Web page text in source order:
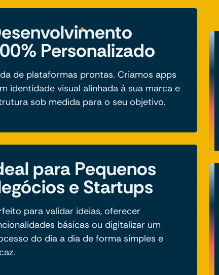
Personalizado
de plataformas prontas. Criamos apps
identidade visual alinhada à sua marca e
sob medida para o seu objetivo.
para Pequenos
e Startups
para validar ideias, oferecer
básicas ou digitalizar um
do dia a dia de forma simples e